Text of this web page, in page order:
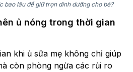
bao lâu để giữ trọn dinh dưỡng cho bé?
ủ nóng trong thời gian
khi ủ sữa mẹ không chỉ giúp
còn phòng ngừa các rủi ro